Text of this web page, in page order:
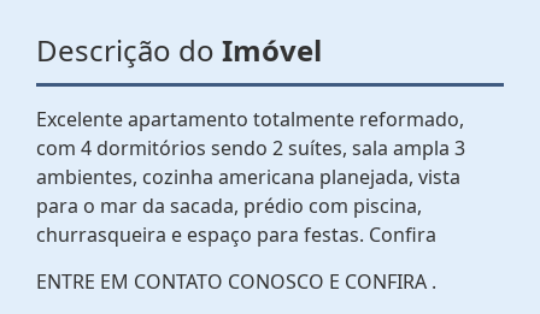
Descrição do Imóvel
Excelente apartamento totalmente reformado,
com 4 dormitórios sendo 2 suítes, sala ampla 3
ambientes, cozinha americana planejada, vista
para o mar da sacada, prédio com piscina,
churrasqueira e espaço para festas. Confira
ENTRE EM CONTATO CONOSCO E CONFIRA .